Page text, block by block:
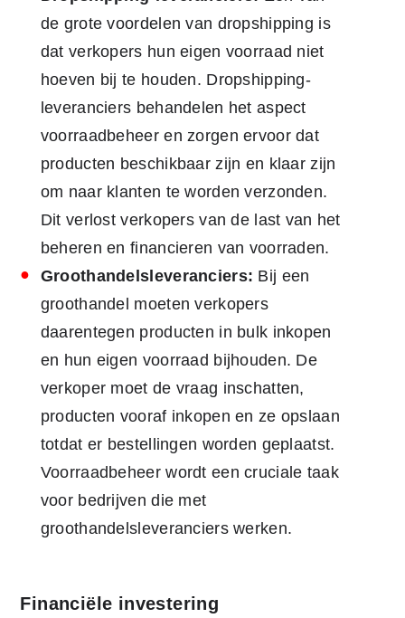
de grote voordelen van dropshipping is
dat verkopers hun eigen voorraad niet
hoeven bij te houden. Dropshipping-
leveranciers behandelen het aspect
voorraadbeheer en zorgen ervoor dat
producten beschikbaar zijn en klaar zijn
om naar klanten te worden verzonden.
Dit verlost verkopers van de last van het
beheren en financieren van voorraden.
Groothandelsleveranciers: Bij een
groothandel moeten verkopers
daarentegen producten in bulk inkopen
en hun eigen voorraad bijhouden. De
verkoper moet de vraag inschatten,
producten vooraf inkopen en ze opslaan
totdat er bestellingen worden geplaatst.
Voorraadbeheer wordt een cruciale taak
voor bedrijven die met
groothandelsleveranciers werken.
Financiële investering